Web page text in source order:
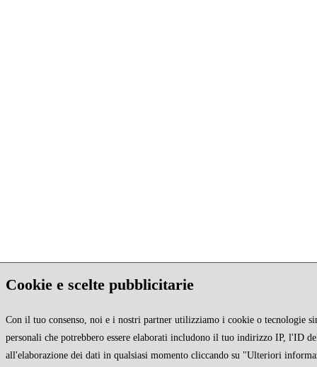
Cookie e scelte pubblicitarie
Con il tuo consenso, noi e i nostri partner utilizziamo i cookie o tecnologie
personali che potrebbero essere elaborati includono il tuo indirizzo IP, l'ID
all'elaborazione dei dati in qualsiasi momento cliccando su "Ulteriori